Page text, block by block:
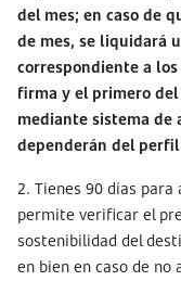
del mes; en caso de
de mes, se liquidará
correspondiente a
firma y el primero
mediante sistema de
dependerán del
2. Tienes 90 días
permite verificar el
sostenibilidad del
en bien en caso de